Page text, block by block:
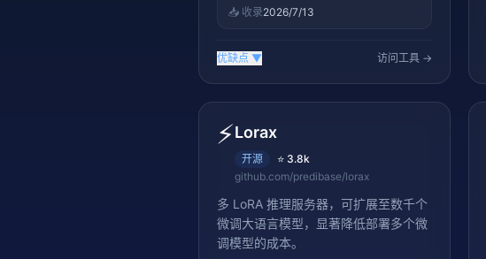
📥 收录2026/7/13
优缺点 ▼ 访问工具 →
⚡Lorax
开源 ⭐ 3.8k
github.com/predibase/lorax
多 LoRA 推理服务器，可扩展至数千个
微调大语言模型，显著降低部署多个微
调模型的成本。